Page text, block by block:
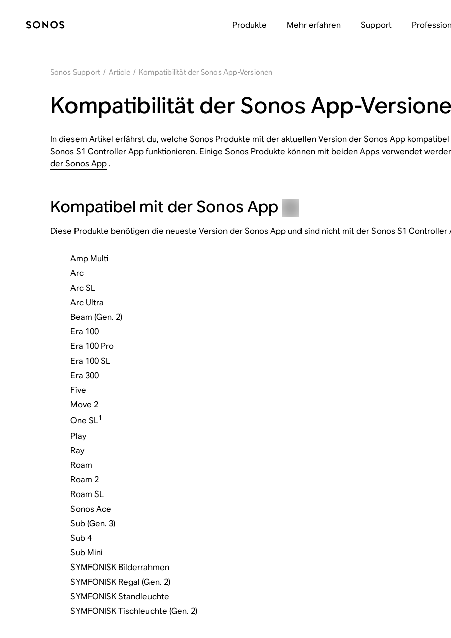
Produkte Mehr erfahren Support
Sonos Support / Article / Kompatibilität der Sonos App-Versionen
Kompatibilität der Sonos App-
In diesem Artikel erfährst du, welche Sonos Produkte mit der aktuellen Version der Sonos App
Sonos S1 Controller App funktionieren. Einige Sonos Produkte können mit beiden Apps verwendet
der Sonos App.
Kompatibel mit der Sonos App
Diese Produkte benötigen die neueste Version der Sonos App und sind nicht mit der Sonos S1 Controller
Amp Multi
Arc
Arc SL
Arc Ultra
Beam (Gen. 2)
Era 100
Era 100 Pro
Era 100 SL
Era 300
Five
Move 2
One SL1
Play
Ray
Roam
Roam 2
Roam SL
Sonos Ace
Sub (Gen. 3)
Sub 4
Sub Mini
SYMFONISK Bilderrahmen
SYMFONISK Regal (Gen. 2)
SYMFONISK Standleuchte
SYMFONISK Tischleuchte (Gen. 2)